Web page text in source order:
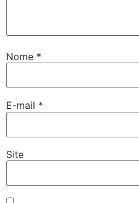
Nome *
E-mail *
Site